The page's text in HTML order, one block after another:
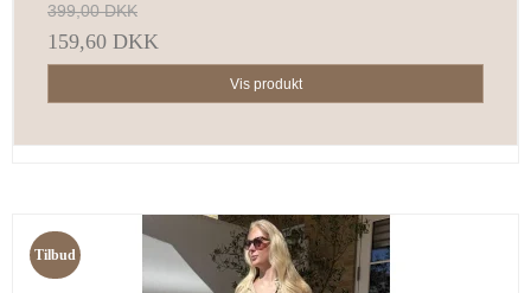
399,00 DKK
159,60 DKK
Vis produkt
Tilbud